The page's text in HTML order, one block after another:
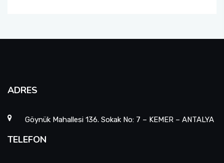
ADRES
Göynük Mahallesi 136. Sokak No: 7 – KEMER – ANTALYA
TELEFON
Uygulama ve Ödev Değerlendirme Kriterleri